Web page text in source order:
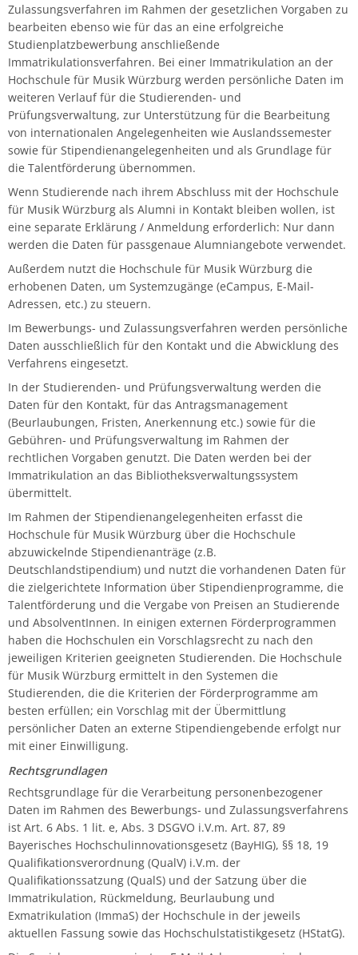
Zulassungsverfahren im Rahmen der gesetzlichen Vorgaben zu
bearbeiten ebenso wie für das an eine erfolgreiche
Studienplatzbewerbung anschließende
Immatrikulationsverfahren. Bei einer Immatrikulation an der
Hochschule für Musik Würzburg werden persönliche Daten im
weiteren Verlauf für die Studierenden- und
Prüfungsverwaltung, zur Unterstützung für die Bearbeitung
von internationalen Angelegenheiten wie Auslandssemester
sowie für Stipendienangelegenheiten und als Grundlage für
die Talentförderung übernommen.
Wenn Studierende nach ihrem Abschluss mit der Hochschule
für Musik Würzburg als Alumni in Kontakt bleiben wollen, ist
eine separate Erklärung / Anmeldung erforderlich: Nur dann
werden die Daten für passgenaue Alumniangebote verwendet.
Außerdem nutzt die Hochschule für Musik Würzburg die
erhobenen Daten, um Systemzugänge (eCampus, E-Mail-
Adressen, etc.) zu steuern.
Im Bewerbungs- und Zulassungsverfahren werden persönliche
Daten ausschließlich für den Kontakt und die Abwicklung des
Verfahrens eingesetzt.
In der Studierenden- und Prüfungsverwaltung werden die
Daten für den Kontakt, für das Antragsmanagement
(Beurlaubungen, Fristen, Anerkennung etc.) sowie für die
Gebühren- und Prüfungsverwaltung im Rahmen der
rechtlichen Vorgaben genutzt. Die Daten werden bei der
Immatrikulation an das Bibliotheksverwaltungssystem
übermittelt.
Im Rahmen der Stipendienangelegenheiten erfasst die
Hochschule für Musik Würzburg über die Hochschule
abzuwickelnde Stipendienanträge (z.B.
Deutschlandstipendium) und nutzt die vorhandenen Daten für
die zielgerichtete Information über Stipendienprogramme, die
Talentförderung und die Vergabe von Preisen an Studierende
und AbsolventInnen. In einigen externen Förderprogrammen
haben die Hochschulen ein Vorschlagsrecht zu nach den
jeweiligen Kriterien geeigneten Studierenden. Die Hochschule
für Musik Würzburg ermittelt in den Systemen die
Studierenden, die die Kriterien der Förderprogramme am
besten erfüllen; ein Vorschlag mit der Übermittlung
persönlicher Daten an externe Stipendiengebende erfolgt nur
mit einer Einwilligung.
Rechtsgrundlagen
Rechtsgrundlage für die Verarbeitung personenbezogener
Daten im Rahmen des Bewerbungs- und Zulassungsverfahrens
ist Art. 6 Abs. 1 lit. e, Abs. 3 DSGVO i.V.m. Art. 87, 89
Bayerisches Hochschulinnovationsgesetz (BayHIG), §§ 18, 19
Qualifikationsverordnung (QualV) i.V.m. der
Qualifikationssatzung (QualS) und der Satzung über die
Immatrikulation, Rückmeldung, Beurlaubung und
Exmatrikulation (ImmaS) der Hochschule in der jeweils
aktuellen Fassung sowie das Hochschulstatistikgesetz (HStatG).